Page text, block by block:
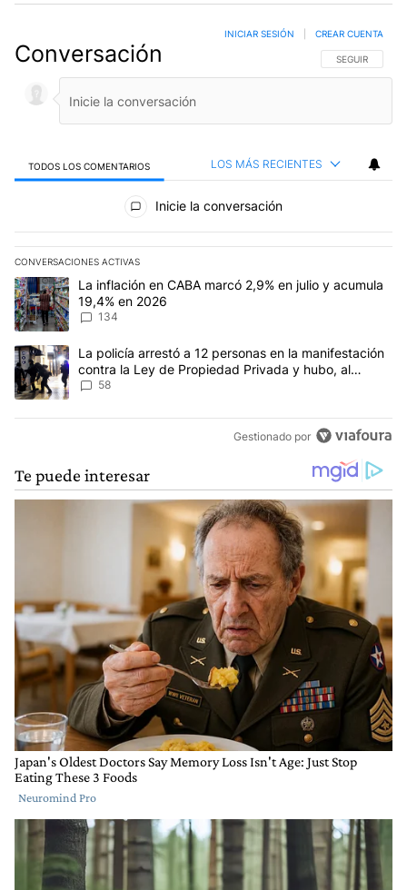
Conversación SIGA ESTA
SEGUIR
INICIAR SESIÓN CREAR CUENTA
TODOS LOS COMENTARIOS LOS MÁS RECIENTES
Todos los comentarios
Inicie la conversación
CONVERSACIONES ACTIVAS
Este listado muestra los artículos con más comentarios en los
Un artículo de tendencia con el título "La inflación en CABA
La inflación en CABA marcó 2,9% en julio y acumula
19,4% en 2026
134
Un artículo de tendencia con el título "La policía arrestó a 12
La policía arrestó a 12 personas en la manifestación
contra la Ley de Propiedad Privada y hubo, al
menos, 3 agentes heridos
58
Gestionado por